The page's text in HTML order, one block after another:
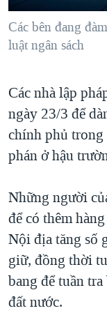
SỨC KHOẺ
VĂN HOÁ
TRỊNH VĨNH
CHI PHÍ CHIẾN
CÁC GIÁ TRỊ
THƯỢNG ĐỈNH
NGƯ DÂN VIỆT
BÊN KIA QUỐC
QUAN HỆ VIỆT
Ngôn ngữ khác
Các bên đang
luật ngân sách
Các nhà lập
ngày 23/3 để
chính phủ trong
phán ở hậu
Những người
để có thêm
Nội địa tăng số
giữ, đồng thời
bang để tuần
đất nước.